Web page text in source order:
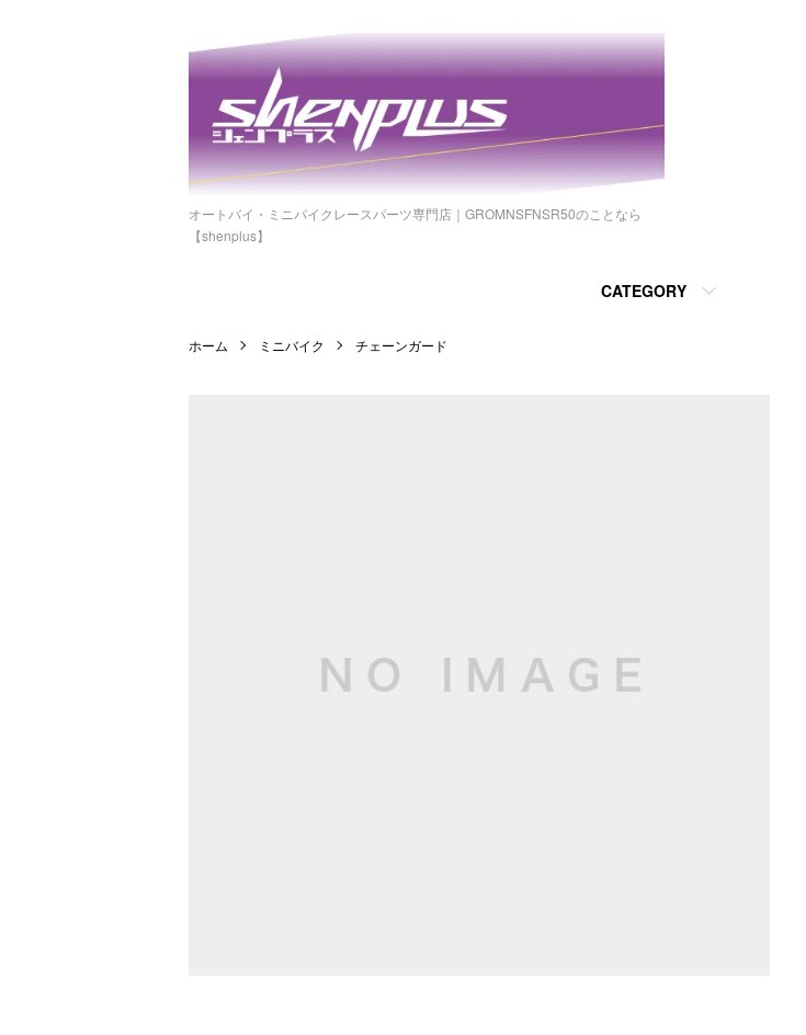
オートバイ・ミニバイクレースパーツ専門店｜GROMNSFNSR50のことなら
【shenplus】
CATEGORY
ホーム ミニバイク チェーンガード